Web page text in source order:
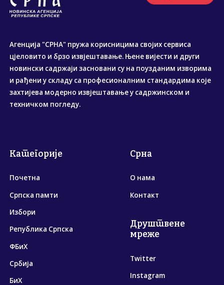
Агенција "СРНА" пружа корисницима својих сервиса
цјеловито и брзо извјештавање. Њене вијести и други
новински садржаји засновани су на поузданим изворима
и рађени у складу са професионалним стандардима које
захтијева модерно извјештавање у садржинском и
техничком погледу.
Категорије
Почетна
Српска памти
Избори
Република Српска
ФБиХ
Србија
БиХ
Срна
О нама
Контакт
Друштвене
мреже
Twitter
Instagram